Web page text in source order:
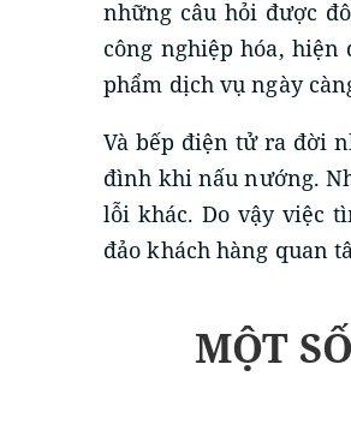
những câu hỏi được
công nghiệp hóa,
phẩm dịch vụ ngày
Và bếp điện tử ra đời
đình khi nấu nướng.
lỗi khác. Do vậy việc
đảo khách hàng quan
MỘT